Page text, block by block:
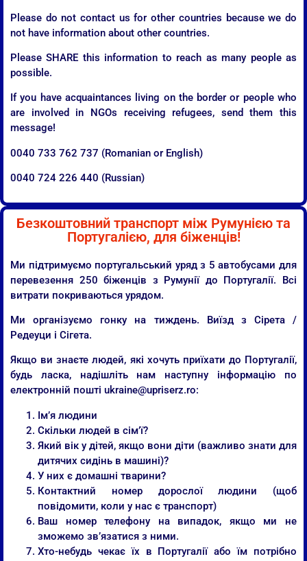
Please do not contact us for other countries because we do
not have information about other countries.
Please SHARE this information to reach as many people as
possible.
If you have acquaintances living on the border or people who
are involved in NGOs receiving refugees, send them this
message!
0040 733 762 737 (Romanian or English)
0040 724 226 440 (Russian)
Безкоштовний транспорт між Румунією та
Португалією, для біженців!
Ми підтримуємо португальський уряд з 5 автобусами для
перевезення 250 біженців з Румунії до Португалії. Всі
витрати покриваються урядом.
Ми організуємо гонку на тиждень. Виїзд з Сірета /
Редеуци і Сігета.
Якщо ви знаєте людей, які хочуть приїхати до Португалії,
будь ласка, надішліть нам наступну інформацію по
електронній пошті ukraine@upriserz.ro:
Ім’я людини
Скільки людей в сім’ї?
Який вік у дітей, якщо вони діти (важливо знати для
дитячих сидінь в машині)?
У них є домашні тварини?
Контактний номер дорослої людини (щоб
повідомити, коли у нас є транспорт)
Ваш номер телефону на випадок, якщо ми не
зможемо зв’язатися з ними.
Хто-небудь чекає їх в Португалії або їм потрібно